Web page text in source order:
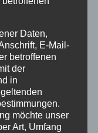
Daten,
E-Mail-
betroffenen
der
in
möchte unser
Art, Umfang